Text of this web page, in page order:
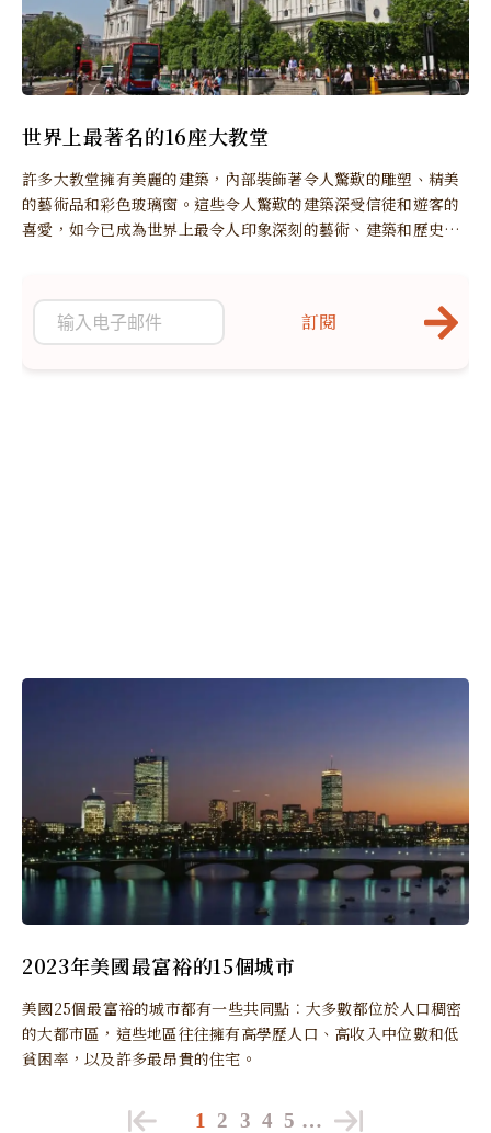
世界上最著名的16座大教堂
許多大教堂擁有美麗的建築，內部裝飾著令人驚歎的雕塑、精美
的藝術品和彩色玻璃窗。這些令人驚歎的建築深受信徒和遊客的
喜愛，如今已成為世界上最令人印象深刻的藝術、建築和歷史古
2023年美國最富裕的15個城市
美國25個最富裕的城市都有一些共同點︰大多數都位於人口稠密
的大都市區，這些地區往往擁有高學歷人口、高收入中位數和低
貧困率，以及許多最昂貴的住宅。
訂閱
1 2 3 4 5 …